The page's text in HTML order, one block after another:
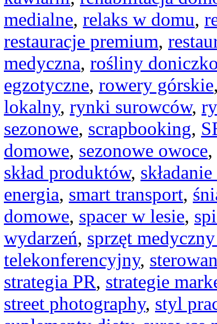
medialne, relaks w domu,
restauracje premium,
medyczna, rośliny
egzotyczne, rowery górskie
lokalny, rynki surowców,
sezonowe, scrapbooking,
domowe, sezonowe owoce,
skład produktów,
energia, smart transport,
domowe, spacer w lesie,
wydarzeń, sprzęt
telekonferencyjny,
strategia PR, strategie
street photography, styl